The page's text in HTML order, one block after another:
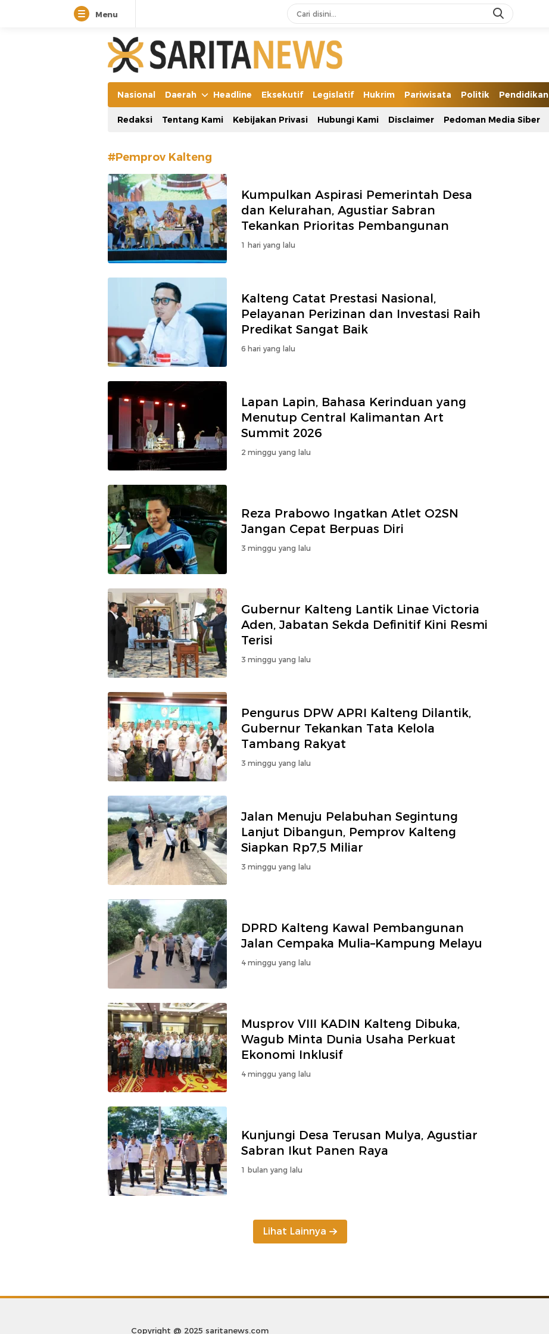
Menu
Manifestasi Arus Kebenaran
Nasional Daerah Headline Eksekutif Legislatif Hukrim Pariwisata Politik Pendidikan
Redaksi Tentang Kami Kebijakan Privasi Hubungi Kami Disclaimer Pedoman Media Siber
#Pemprov Kalteng
Kumpulkan Aspirasi Pemerintah Desa
dan Kelurahan, Agustiar Sabran
Tekankan Prioritas Pembangunan
1 hari yang lalu
Kalteng Catat Prestasi Nasional,
Pelayanan Perizinan dan Investasi Raih
Predikat Sangat Baik
6 hari yang lalu
Lapan Lapin, Bahasa Kerinduan yang
Menutup Central Kalimantan Art
Summit 2026
2 minggu yang lalu
Reza Prabowo Ingatkan Atlet O2SN
Jangan Cepat Berpuas Diri
3 minggu yang lalu
Gubernur Kalteng Lantik Linae Victoria
Aden, Jabatan Sekda Definitif Kini Resmi
Terisi
3 minggu yang lalu
Pengurus DPW APRI Kalteng Dilantik,
Gubernur Tekankan Tata Kelola
Tambang Rakyat
3 minggu yang lalu
Jalan Menuju Pelabuhan Segintung
Lanjut Dibangun, Pemprov Kalteng
Siapkan Rp7,5 Miliar
3 minggu yang lalu
DPRD Kalteng Kawal Pembangunan
Jalan Cempaka Mulia–Kampung Melayu
4 minggu yang lalu
Musprov VIII KADIN Kalteng Dibuka,
Wagub Minta Dunia Usaha Perkuat
Ekonomi Inklusif
4 minggu yang lalu
Kunjungi Desa Terusan Mulya, Agustiar
Sabran Ikut Panen Raya
1 bulan yang lalu
Lihat Lainnya
Copyright @ 2025 saritanews.com